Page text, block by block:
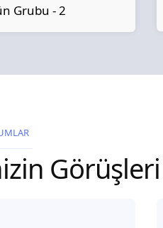
Grubu - 2
Görüşleri